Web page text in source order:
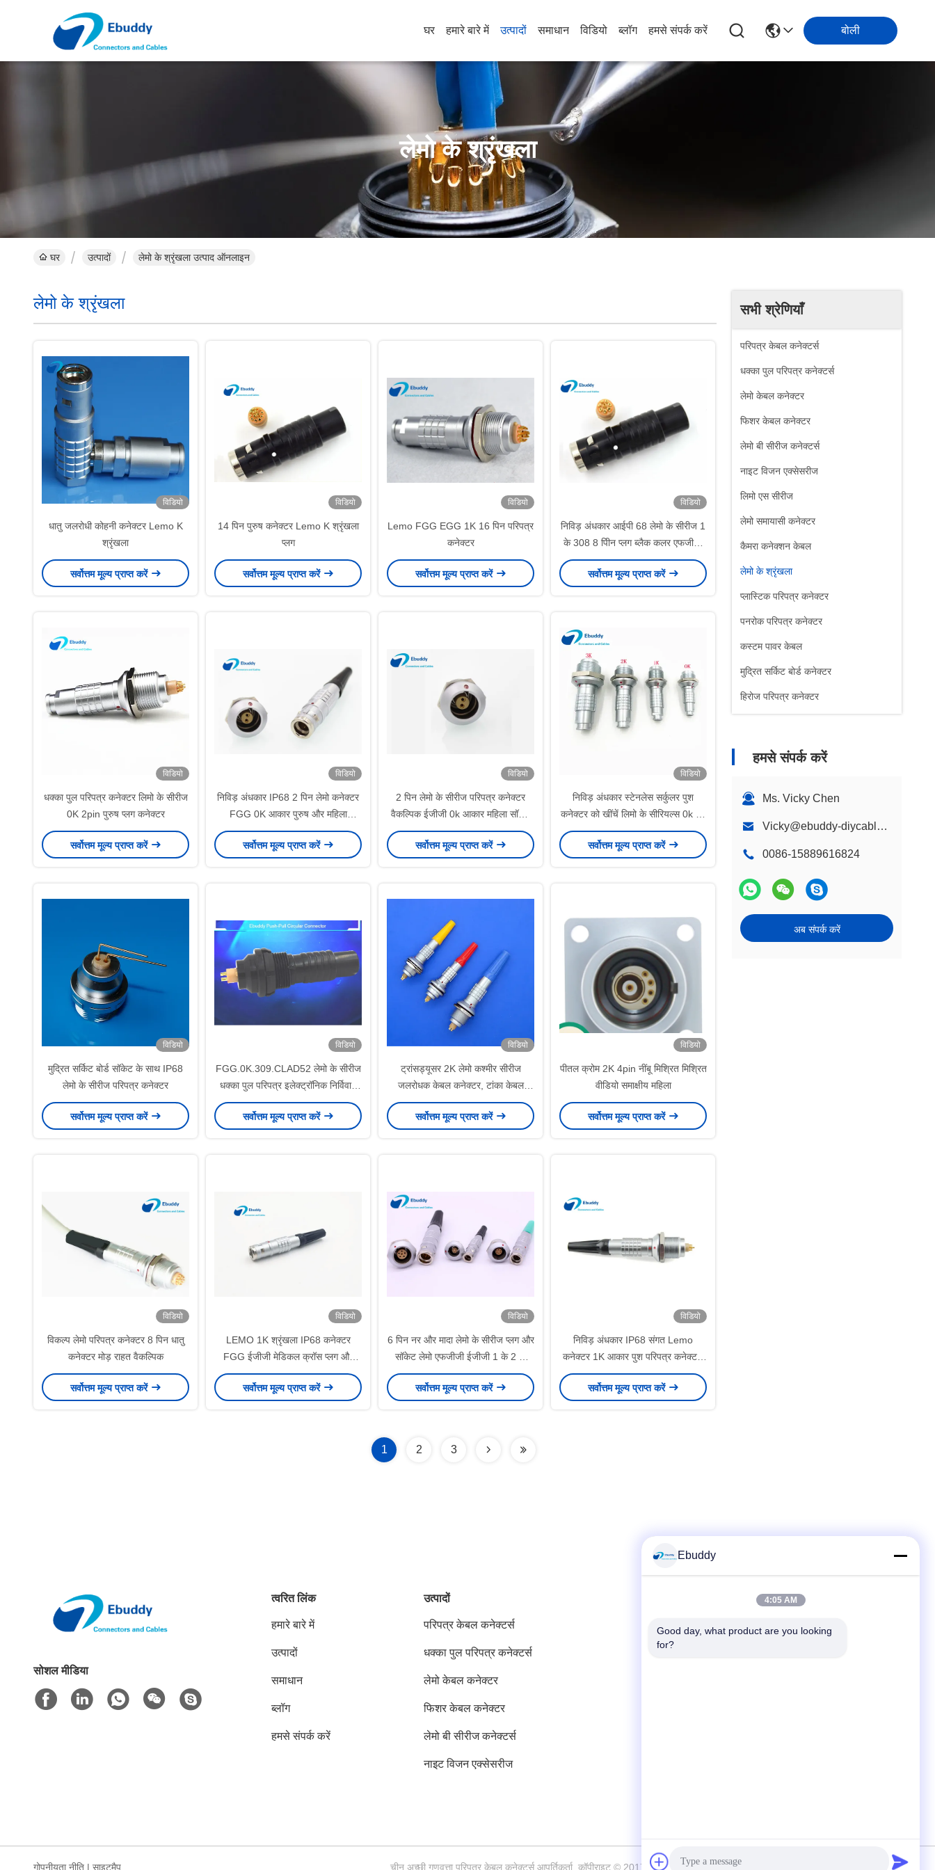
घर हमारे बारे में उत्पादों समाधान विडियो ब्लॉग हमसे संपर्क करें बोली
लेमो के श्रृंखला
घर उत्पादों लेमो के श्रृंखला उत्पाद ऑनलाइन
सभी श्रेणियाँ
परिपत्र केबल कनेक्टर्स
धक्का पुल परिपत्र कनेक्टर्स
लेमो केबल कनेक्टर
फिशर केबल कनेक्टर
लेमो बी सीरीज कनेक्टर्स
नाइट विजन एक्सेसरीज
लिमो एस सीरीज
लेमो समायासी कनेक्टर
कैमरा कनेक्शन केबल
लेमो के श्रृंखला
प्लास्टिक परिपत्र कनेक्टर
पनरोक परिपत्र कनेक्टर
कस्टम पावर केबल
मुद्रित सर्किट बोर्ड कनेक्टर
हिरोज परिपत्र कनेक्टर
हमसे संपर्क करें
Ms. Vicky Chen
Vicky@ebuddy-diycable.com
0086-15889616824
अब संपर्क करें
लेमो के श्रृंखला
विडियो
धातु जलरोधी कोहनी कनेक्टर Lemo K
श्रृंखला
सर्वोत्तम मूल्य प्राप्त करें
विडियो
14 पिन पुरुष कनेक्टर Lemo K श्रृंखला
प्लग
सर्वोत्तम मूल्य प्राप्त करें
विडियो
Lemo FGG EGG 1K 16 पिन परिपत्र
कनेक्टर
सर्वोत्तम मूल्य प्राप्त करें
विडियो
निविड़ अंधकार आईपी 68 लेमो के सीरीज 1
के 308 8 पीिन प्लग ब्लैक कलर एफजीजी
.1 के.308 सीएलएसी के साथ
सर्वोत्तम मूल्य प्राप्त करें
विडियो
धक्का पुल परिपत्र कनेक्टर लिमो के सीरीज
0K 2pin पुरुष प्लग कनेक्टर
सर्वोत्तम मूल्य प्राप्त करें
विडियो
निविड़ अंधकार IP68 2 पिन लेमो कनेक्टर
FGG 0K आकार पुरुष और महिला
कनेक्टर्स
सर्वोत्तम मूल्य प्राप्त करें
विडियो
2 पिन लेमो के सीरीज परिपत्र कनेक्टर
वैकल्पिक ईजीजी 0k आकार महिला सॉकेट
ईजीजी.0 के.302
सर्वोत्तम मूल्य प्राप्त करें
विडियो
निविड़ अंधकार स्टेनलेस सर्कुलर पुश
कनेक्टर को खींचें लिमो के सीरियल्स 0k 1k
2k 3k 2-32 पिन
सर्वोत्तम मूल्य प्राप्त करें
विडियो
मुद्रित सर्किट बोर्ड सॉकेट के साथ IP68
लेमो के सीरीज परिपत्र कनेक्टर
सर्वोत्तम मूल्य प्राप्त करें
विडियो
FGG.0K.309.CLAD52 लेमो के सीरीज
धक्का पुल परिपत्र इलेक्ट्रॉनिक निर्विवाद
वैक्यूमटाइम कनेक्टर
सर्वोत्तम मूल्य प्राप्त करें
विडियो
ट्रांसड्यूसर 2K लेमो कश्मीर सीरीज
जलरोधक केबल कनेक्टर, टांका केबल
कनेक्टर्स
सर्वोत्तम मूल्य प्राप्त करें
विडियो
पीतल क्रोम 2K 4pin नींबू मिश्रित मिश्रित
वीडियो समाक्षीय महिला
सर्वोत्तम मूल्य प्राप्त करें
विडियो
विकल्प लेमो परिपत्र कनेक्टर 8 पिन धातु
कनेक्टर मोड़ राहत वैकल्पिक
सर्वोत्तम मूल्य प्राप्त करें
विडियो
LEMO 1K श्रृंखला IP68 कनेक्टर
FGG ईजीजी मेडिकल क्रॉस प्लग और
सॉकेट
सर्वोत्तम मूल्य प्राप्त करें
विडियो
6 पिन नर और मादा लेमो के सीरीज प्लग और
सॉकेट लेमो एफजीजी ईजीजी 1 के 2 के
कनेक्टर
सर्वोत्तम मूल्य प्राप्त करें
विडियो
निविड़ अंधकार IP68 संगत Lemo
कनेक्टर 1K आकार पुश परिपत्र कनेक्टर्स
खींचो
सर्वोत्तम मूल्य प्राप्त करें
1 2 3
सोशल मीडिया
त्वरित लिंक
हमारे बारे में
उत्पादों
समाधान
ब्लॉग
हमसे संपर्क करें
उत्पादों
परिपत्र केबल कनेक्टर्स
धक्का पुल परिपत्र कनेक्टर्स
लेमो केबल कनेक्टर
फिशर केबल कनेक्टर
लेमो बी सीरीज कनेक्टर्स
नाइट विजन एक्सेसरीज
टेलीफोन
गोपनीयता नीति | साइटमैप चीन अच्छी गुणवत्ता परिपत्र केबल कनेक्टर्स आपूर्तिकर्ता. कॉपीराइट © 2017-2026 Ebuddy Technology Co.,Limited सभी अधिकार सुरक्षित हैं।
Ebuddy
4:05 AM
Good day, what product are you looking
for?